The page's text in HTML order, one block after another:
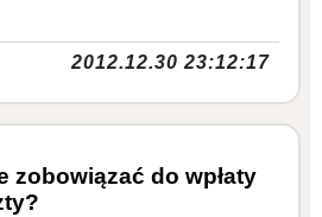
2012.12.30 23:12:17
zobowiązać do wpłaty